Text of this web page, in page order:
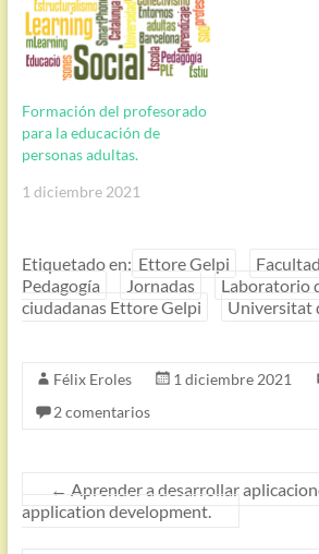
Formación del profesorado
para la educación de
personas adultas.
1 diciembre 2021
Etiquetado en: Ettore Gelpi
Pedagogía
Jornadas
Laboratorio
ciudadanas Ettore Gelpi
Universitat
Félix Eroles 1 diciembre 2021
2 comentarios
← Aprender a desarrollar
application development.